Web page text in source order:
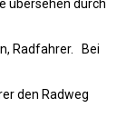
übersehen durch
Radfahrer. Bei
den Radweg